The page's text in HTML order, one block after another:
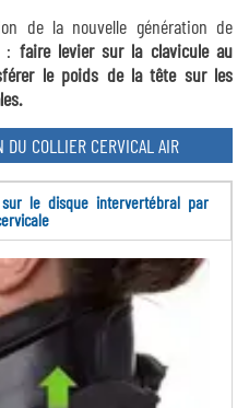
de la nouvelle génération de
: faire levier sur la clavicule au
le poids de la tête sur les
DU COLLIER CERVICAL AIR
le disque intervertébral par